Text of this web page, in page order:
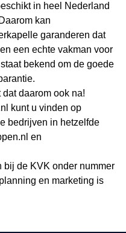
in heel Nederland
kan
garanderen dat
een echte vakman voor
bekend om de goede
daarom ook na!
kunt u vinden op
bedrijven in hetzelfde
en
bij de KVK onder nummer
en marketing is